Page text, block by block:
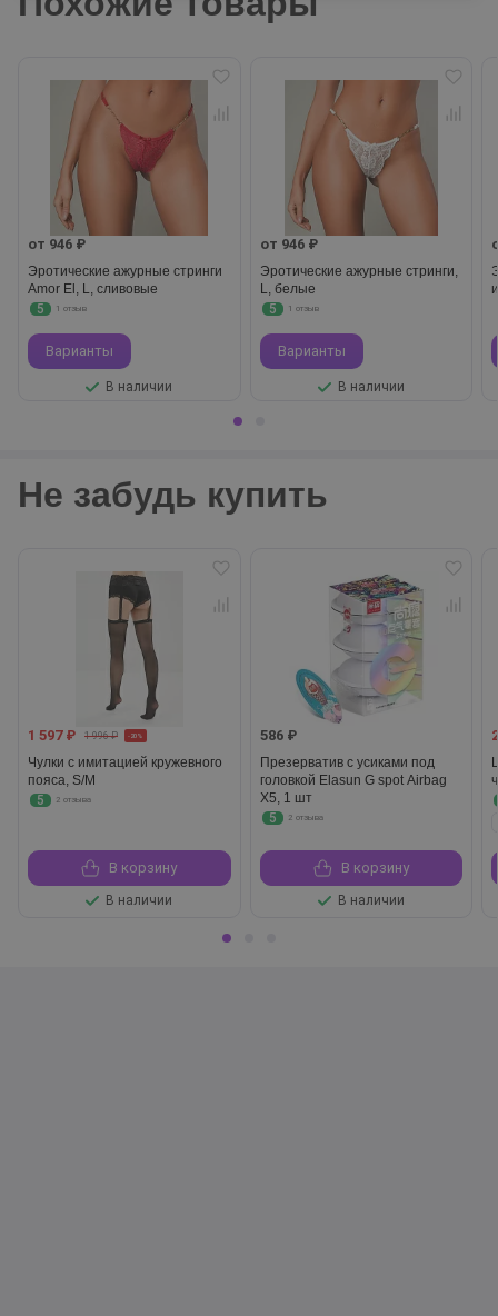
от 946 ₽
Эротические ажурные стринги
Amor El, L, сливовые
5
1 отзыв
Варианты
В наличии
от 946 ₽
Эротические ажурные стринги,
L, белые
5
1 отзыв
Варианты
В наличии
Не забудь купить
1 597 ₽ 1 996 ₽ -20%
Чулки с имитацией кружевного
пояса, S/M
5
2 отзыва
В корзину
В наличии
586 ₽
Презерватив с усиками под
головкой Elasun G spot Airbag
X5, 1 шт
5
2 отзыва
В корзину
В наличии